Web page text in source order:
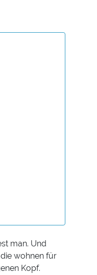
man. Und
wohnen für
Kopf.